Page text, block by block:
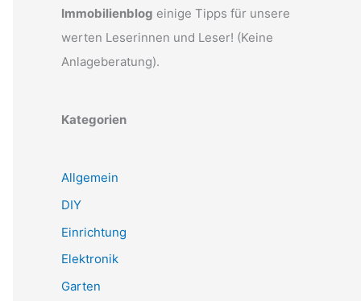
Immobilienblog einige Tipps für unsere
werten Leserinnen und Leser! (Keine
Anlageberatung).
Kategorien
Allgemein
DIY
Einrichtung
Elektronik
Garten